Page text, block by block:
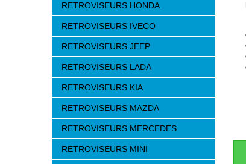
RETROVISEURS HONDA
RETROVISEURS IVECO
RETROVISEURS JEEP
RETROVISEURS LADA
RETROVISEURS KIA
RETROVISEURS MAZDA
RETROVISEURS MERCEDES
RETROVISEURS MINI